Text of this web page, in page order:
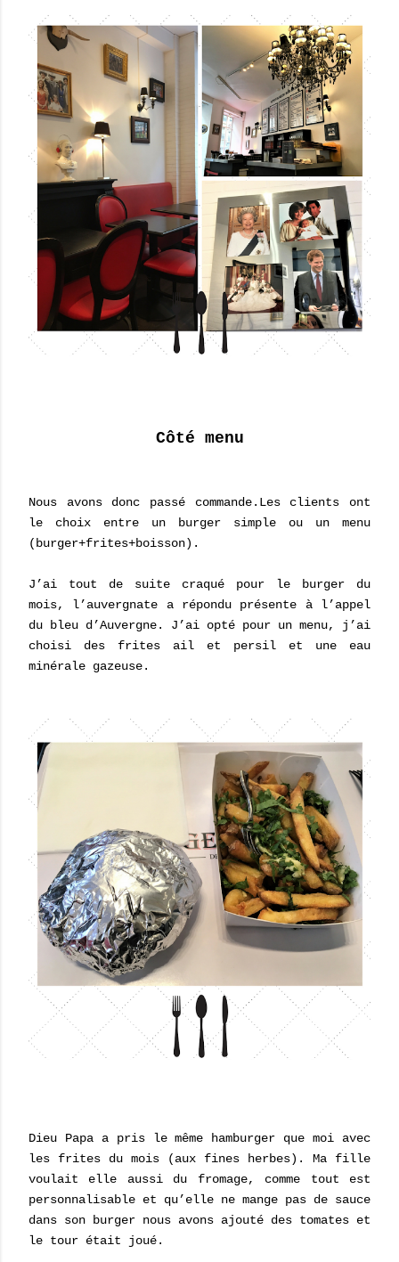
Côté menu
Nous avons donc passé commande.Les clients ont
le choix entre un burger simple ou un menu
(burger+frites+boisson).
J’ai tout de suite craqué pour le burger du
mois, l’auvergnate a répondu présente à l’appel
du bleu d’Auvergne. J’ai opté pour un menu, j’ai
choisi des frites ail et persil et une eau
minérale gazeuse.
Dieu Papa a pris le même hamburger que moi avec
les frites du mois (aux fines herbes). Ma fille
voulait elle aussi du fromage, comme tout est
personnalisable et qu’elle ne mange pas de sauce
dans son burger nous avons ajouté des tomates et
le tour était joué.